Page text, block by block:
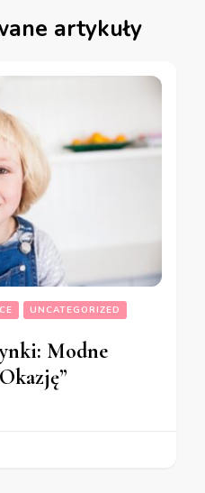
artykuły
UNCATEGORIZED
Modne